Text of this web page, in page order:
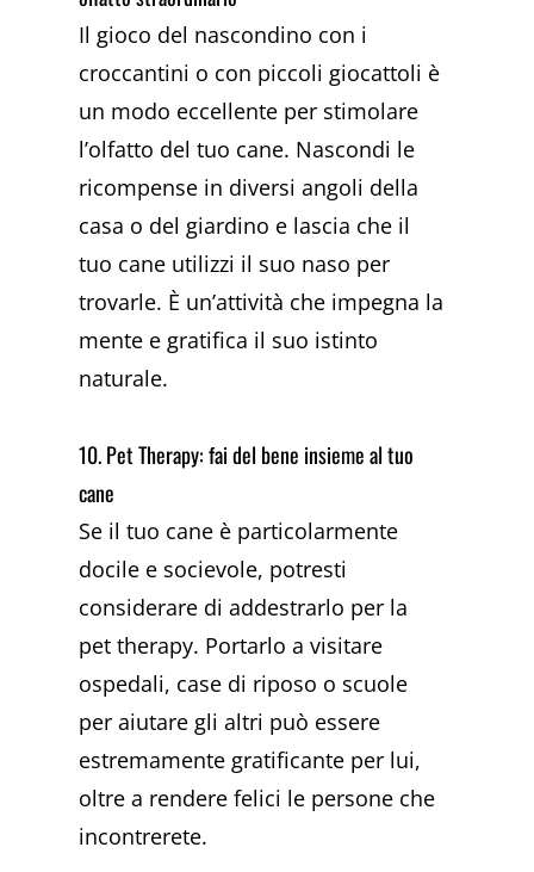
Il gioco del nascondino con i
croccantini o con piccoli giocattoli è
un modo eccellente per stimolare
l’olfatto del tuo cane. Nascondi le
ricompense in diversi angoli della
casa o del giardino e lascia che il
tuo cane utilizzi il suo naso per
trovarle. È un’attività che impegna la
mente e gratifica il suo istinto
naturale.
10. Pet Therapy: fai del bene insieme al tuo
cane
Se il tuo cane è particolarmente
docile e socievole, potresti
considerare di addestrarlo per la
pet therapy. Portarlo a visitare
ospedali, case di riposo o scuole
per aiutare gli altri può essere
estremamente gratificante per lui,
oltre a rendere felici le persone che
incontrerete.